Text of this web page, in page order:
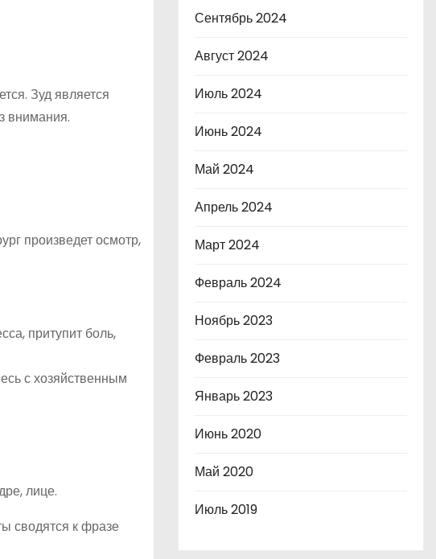
Зуд является
внимания.
произведет осмотр,
притупит боль,
с хозяйственным
лице.
сводятся к фразе
Сентябрь 2024
Август 2024
Июль 2024
Июнь 2024
Май 2024
Апрель 2024
Март 2024
Февраль 2024
Ноябрь 2023
Февраль 2023
Январь 2023
Июнь 2020
Май 2020
Июль 2019